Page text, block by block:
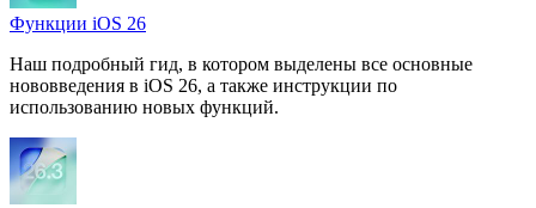
Функции iOS 26
Наш подробный гид, в котором выделены все основные
нововведения в iOS 26, а также инструкции по
использованию новых функций.